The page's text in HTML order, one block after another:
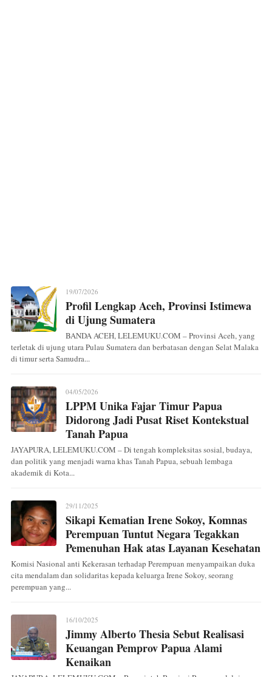
19/07/2026
Profil Lengkap Aceh, Provinsi Istimewa
di Ujung Sumatera
BANDA ACEH, LELEMUKU.COM – Provinsi Aceh, yang
terletak di ujung utara Pulau Sumatera dan berbatasan dengan Selat Malaka
di timur serta Samudra...
04/05/2026
LPPM Unika Fajar Timur Papua
Didorong Jadi Pusat Riset Kontekstual
Tanah Papua
JAYAPURA, LELEMUKU.COM – Di tengah kompleksitas sosial, budaya,
dan politik yang menjadi warna khas Tanah Papua, sebuah lembaga
akademik di Kota...
29/11/2025
Sikapi Kematian Irene Sokoy, Komnas
Perempuan Tuntut Negara Tegakkan
Pemenuhan Hak atas Layanan Kesehatan
Komisi Nasional anti Kekerasan terhadap Perempuan menyampaikan duka
cita mendalam dan solidaritas kepada keluarga Irene Sokoy, seorang
perempuan yang...
16/10/2025
Jimmy Alberto Thesia Sebut Realisasi
Keuangan Pemprov Papua Alami
Kenaikan